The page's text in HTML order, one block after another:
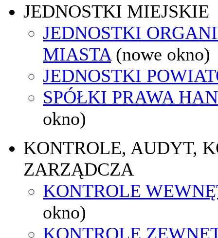
JEDNOSTKI MIEJSKIE
JEDNOSTKI
MIASTA (nowe okno)
JEDNOSTKI
SPÓŁKI PRAWA
okno)
KONTROLE, AUDYT,
ZARZĄDCZA
KONTROLE
okno)
KONTROLE